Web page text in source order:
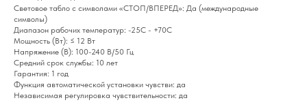
Catalog
Световое табло с символами «СТОП/ВПЕРЕД»: Да (международные
символы)
Диапазон рабочих температур: -25С - +70С
Мощность (Вт): ≤ 12 Вт
Напряжение (В): 100-240 В/50 Гц
Средний срок службы: 10 лет
Гарантия: 1 год
Функция автоматической установки чувстви: да
Независимая регулировка чувствительности: да